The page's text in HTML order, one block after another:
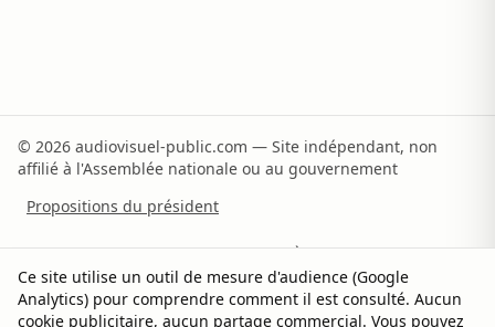
© 2026 audiovisuel-public.com — Site indépendant, non
affilié à l'Assemblée nationale ou au gouvernement
Propositions du président
Recommandations du rapporteur À propos
Méthodologie Sources Contact Soutenir
Ce site utilise un outil de mesure d'audience (Google
Analytics) pour comprendre comment il est consulté. Aucun
cookie publicitaire, aucun partage commercial. Vous pouvez